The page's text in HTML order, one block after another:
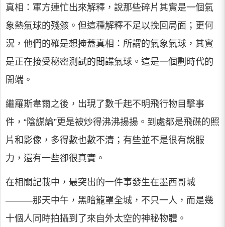
真相：軍方連忙出來解釋，說那些碎片其實是一個氣
象熱氣球的殘骸。但這種解釋不足以挽回局面；更何
況，他們的確是想掩蓋真相：所謂的氣象氣球，其實
是正在接受秘密測試的間諜氣球。這是一個劃時代的
開端。
繼羅斯韋爾之後，出現了數千起不明飛行物目擊事
件，“陰謀論”更是被炒得沸沸揚揚。到處都是飛碟的照
片和影像，多得數也數不清；有些並不是很有說服
力，還有一些卻很真實。
在相關記載中，最突出的一件事發生在墨西哥城
———那天中午，黑暗籠罩全城，不只一人，而是幾
十個人同時拍攝到了來自外太空的神秘物體。